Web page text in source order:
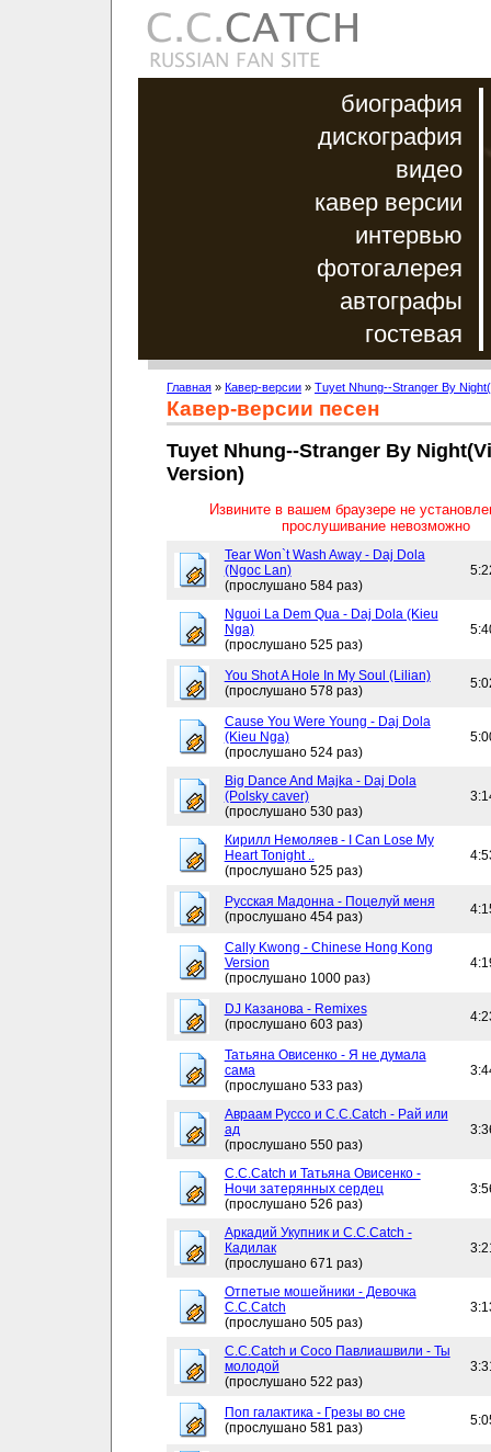
биография
дискография
видео
кавер версии
интервью
фотогалерея
автографы
гостевая
Главная » Кавер-версии » Tuyet Nhung--Stranger By
Кавер-версии песен
Tuyet Nhung--Stranger By
Version)
Извините в вашем браузере не
прослушивание невозможно
Tear Won`t Wash Away - Daj Dola
(Ngoc Lan)
(прослушано 584 раз)
Nguoi La Dem Qua - Daj Dola (Kieu
Nga)
(прослушано 525 раз)
You Shot A Hole In My Soul (Lilian)
(прослушано 578 раз)
Cause You Were Young - Daj Dola
(Kieu Nga)
(прослушано 524 раз)
Big Dance And Majka - Daj Dola
(Polsky caver)
(прослушано 530 раз)
Кирилл Немоляев - I Can Lose My
Heart Tonight ..
(прослушано 525 раз)
Русская Мадонна - Поцелуй меня
(прослушано 454 раз)
Cally Kwong - Chinese Hong Kong
Version
(прослушано 1000 раз)
DJ Казанова - Remixes
(прослушано 603 раз)
Татьяна Овисенко - Я не думала
сама
(прослушано 533 раз)
Авраам Руссо и C.C.Catch - Рай или
ад
(прослушано 550 раз)
C.C.Catch и Татьяна Овисенко -
Ночи затерянных сердец
(прослушано 526 раз)
Аркадий Укупник и C.C.Catch -
Кадилак
(прослушано 671 раз)
Отпетые мошейники - Девочка
C.C.Catch
(прослушано 505 раз)
C.C.Catch и Сосо Павлиашвили - Ты
молодой
(прослушано 522 раз)
Поп галактика - Грезы во сне
(прослушано 581 раз)